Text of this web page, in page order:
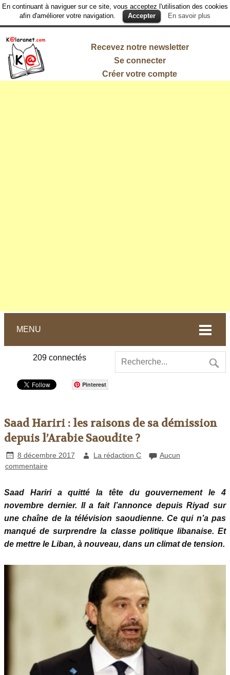
En continuant à naviguer sur ce site, vous acceptez l'utilisation des cookies
afin d'améliorer votre navigation.
Accepter En savoir plus
Recevez notre newsletter
Se connecter
Créer votre compte
MENU
209 connectés
Pinterest
Saad Hariri : les raisons de sa démission
depuis l’Arabie Saoudite ?
8 décembre 2017 La rédaction C
Aucun
commentaire
Saad Hariri a quitté la tête du gouvernement le 4
novembre dernier. Il a fait l’annonce depuis Riyad sur
une chaîne de la télévision saoudienne. Ce qui n’a pas
manqué de surprendre la classe politique libanaise. Et
de mettre le Liban, à nouveau, dans un climat de tension.